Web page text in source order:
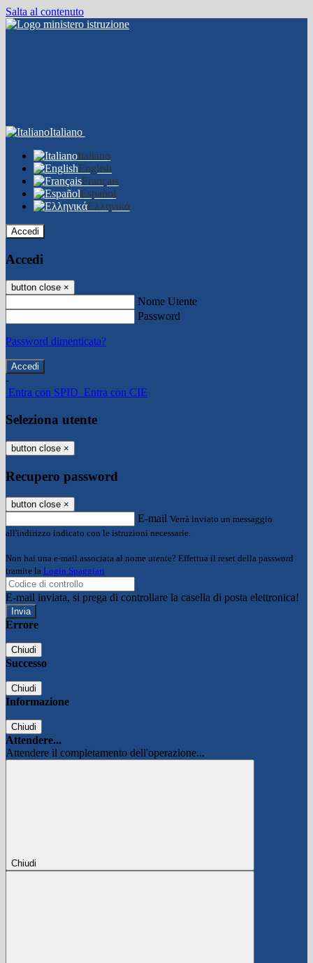
Salta al contenuto
Italiano
Italiano
English
Français
Español
Ελληνικά
Accedi
Accedi
button close ×
Nome Utente
Password
Password dimenticata?
-
Entra con SPID Entra con CIE
Seleziona utente
button close ×
Recupero password
button close ×
E-mail Verrà inviato un messaggio
all'indirizzo indicato con le istruzioni necessarie.
Non hai una e-mail associata al nome utente? Effettua il reset della password
tramite la Login Spaggiari
E-mail inviata, si prega di controllare la casella di posta elettronica!
Errore
Chiudi
Successo
Chiudi
Informazione
Chiudi
Attendere...
Attendere il completamento dell'operazione...
Chiudi